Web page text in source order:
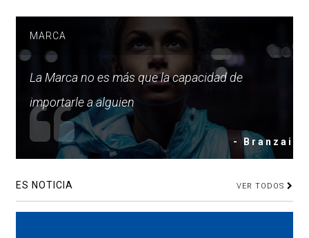
MARCA
La Marca no es más que la capacidad de
importarle a alguien
- Branzai
ES NOTICIA VER TODOS